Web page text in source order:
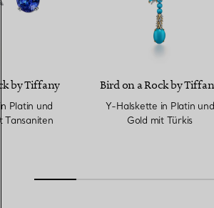
by Tiffany
Platin und
Tansaniten
Bird on a Rock by
Y-Halskette in Platin und
Gold mit Türkis